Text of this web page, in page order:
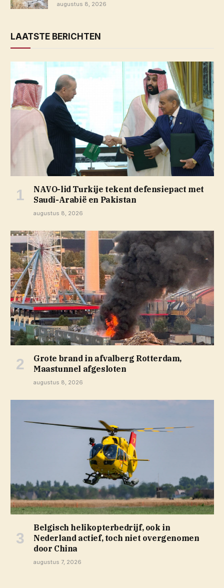
augustus 8, 2026
LAATSTE BERICHTEN
NAVO-lid Turkije tekent defensiepact met
Saudi-Arabië en Pakistan
augustus 8, 2026
Grote brand in afvalberg Rotterdam,
Maastunnel afgesloten
augustus 8, 2026
Belgisch helikopterbedrijf, ook in
Nederland actief, toch niet overgenomen
door China
augustus 7, 2026